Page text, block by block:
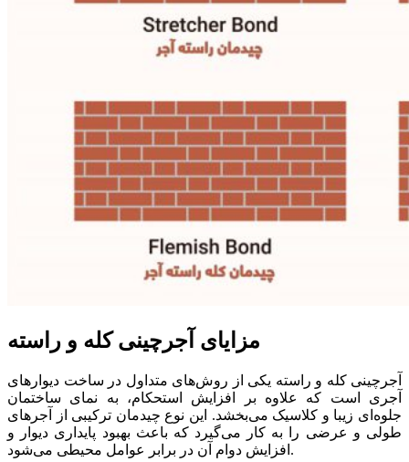
مزایای آجرچینی کله و راسته
آجرچینی کله و راسته یکی از روش‌های متداول در ساخت دیوارهای
آجری است که علاوه بر افزایش استحکام، به نمای ساختمان
جلوه‌ای زیبا و کلاسیک می‌بخشد. این نوع چیدمان ترکیبی از آجرهای
طولی و عرضی را به کار می‌گیرد که باعث بهبود پایداری دیوار و
افزایش دوام آن در برابر عوامل محیطی می‌شود.